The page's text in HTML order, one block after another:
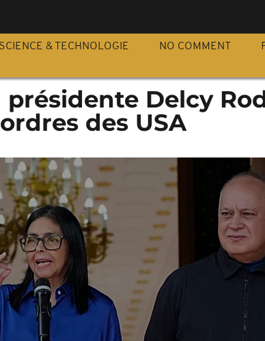
SCIENCE & TECHNOLOGIE NO COMMENT
présidente Delcy
des USA